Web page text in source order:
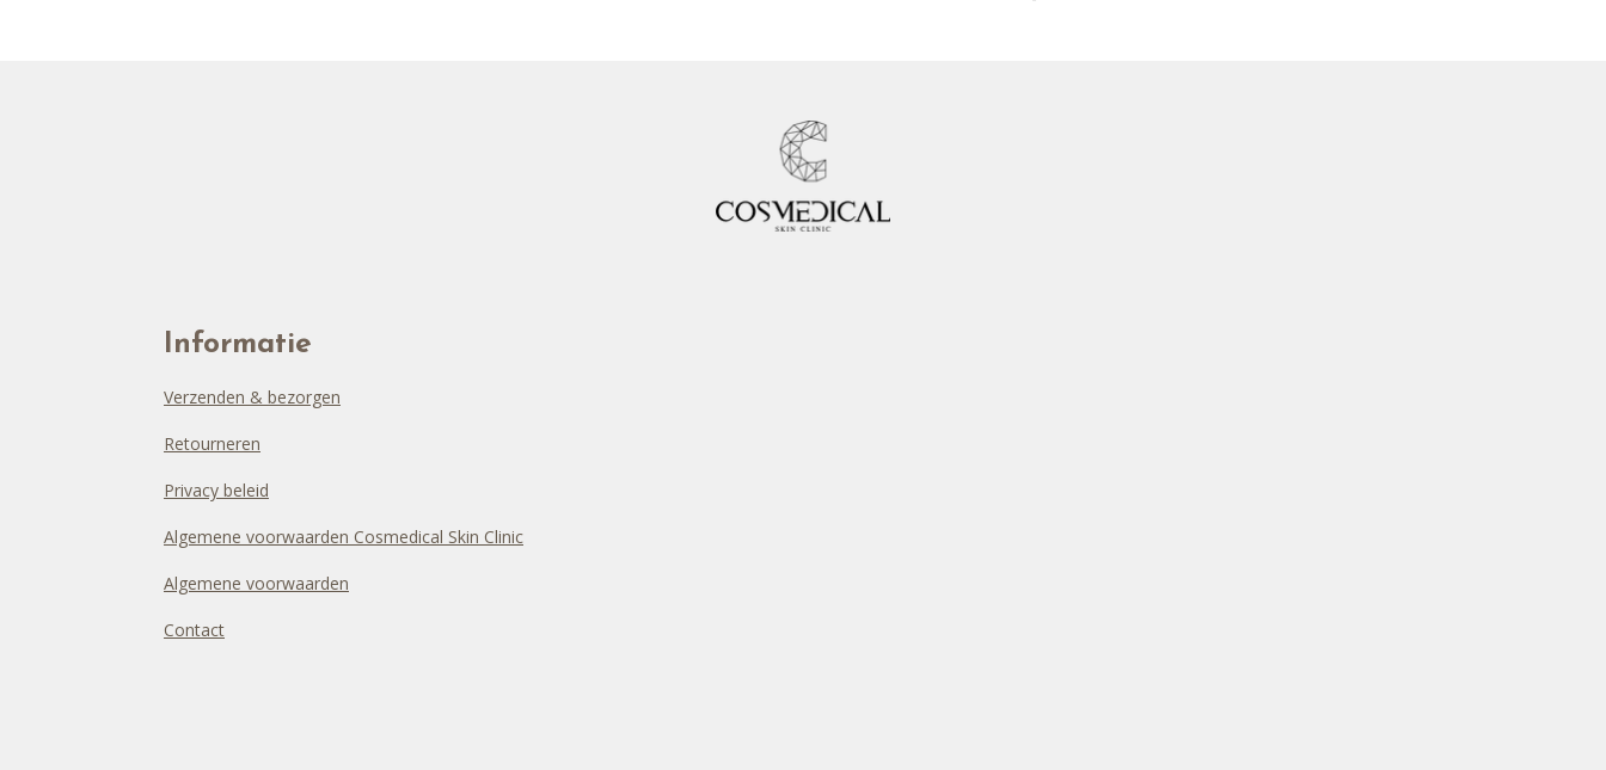
Informatie
Verzenden & bezorgen
Retourneren
Privacy beleid
Algemene voorwaarden Cosmedical Skin Clinic
Algemene voorwaarden
Contact